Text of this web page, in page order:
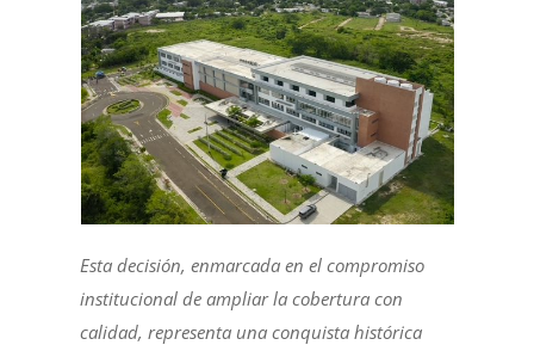
Esta decisión, enmarcada en el compromiso
institucional de ampliar la cobertura con
calidad, representa una conquista histórica